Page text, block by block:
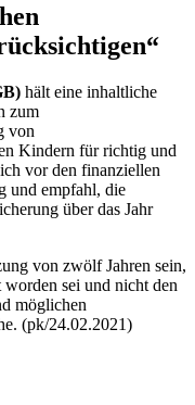
hält eine inhaltliche
zum
von
Kindern für richtig und
vor den finanziellen
und empfahl, die
über das Jahr
von zwölf Jahren sein,
sei und nicht den
möglichen
(pk/24.02.2021)